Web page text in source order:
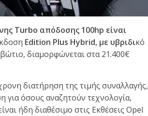
Turbo απόδοσης 100hp είναι
Edition Plus Hybrid, με υβριδικό
διαμορφώνεται στα 21.400€
διατήρηση της τιμής συναλλαγής,
όσους αναζητούν τεχνολογία,
ήδη διαθέσιμο στις Εκθέσεις Opel